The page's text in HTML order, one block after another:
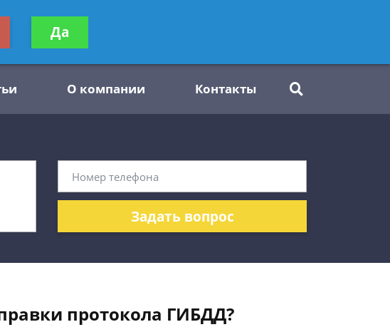
консультацию
бесплатно
О компании Контакты
Задать вопрос
протокола ГИБДД?
Да